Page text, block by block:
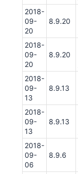
2018-
09-
20
8.9.20
2018-
09-
20
8.9.20
2018-
09-
13
8.9.13
2018-
09-
13
8.9.13
2018-
09-
06
8.9.6